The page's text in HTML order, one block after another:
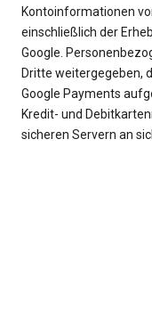
Kontoinformationen
einschließlich der
Google.
Dritte weitergegeben,
Google Payments
Kredit- und
sicheren Servern an